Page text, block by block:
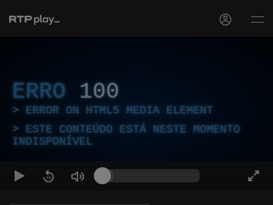
ERRO 100
ERROR ON HTML5 MEDIA ELEMENT
ESTE CONTEÚDO ESTÁ NESTE MOMENTO
INDISPONÍVEL